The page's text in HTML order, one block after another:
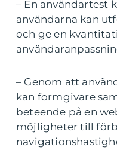
– En användartest
användarna kan
och ge en
– Genom att
kan formgivare
beteende på en
möjligheter till